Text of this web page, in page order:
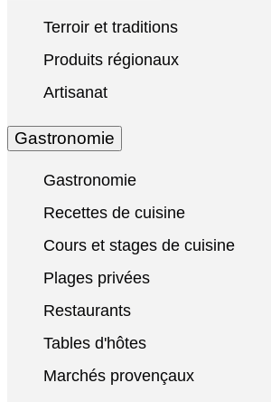
Terroir et traditions
Produits régionaux
Artisanat
Gastronomie
Gastronomie
Recettes de cuisine
Cours et stages de cuisine
Plages privées
Restaurants
Tables d'hôtes
Marchés provençaux